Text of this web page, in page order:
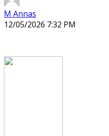
M Annas
12/05/2026 7:32 PM